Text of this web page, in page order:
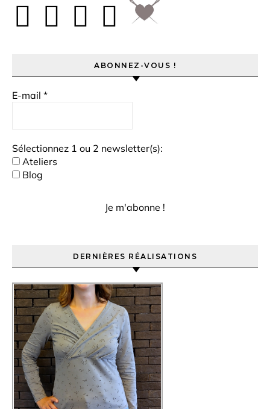
ABONNEZ-VOUS !
E-mail *
Sélectionnez 1 ou 2 newsletter(s):
Ateliers
Blog
DERNIÈRES RÉALISATIONS